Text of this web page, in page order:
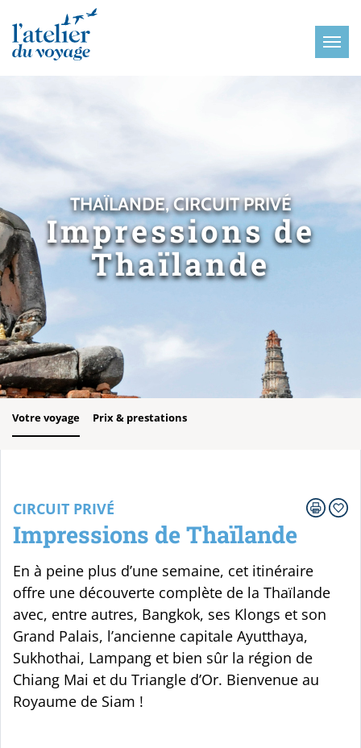
THAÏLANDE, CIRCUIT PRIVÉ
Impressions de
Thaïlande
Votre voyage Prix & prestations
CIRCUIT PRIVÉ
Impressions de Thaïlande
En à peine plus d’une semaine, cet itinéraire
offre une découverte complète de la Thaïlande
avec, entre autres, Bangkok, ses Klongs et son
Grand Palais, l’ancienne capitale Ayutthaya,
Sukhothai, Lampang et bien sûr la région de
Chiang Mai et du Triangle d’Or. Bienvenue au
Royaume de Siam !
Panneau de gestion des cookies